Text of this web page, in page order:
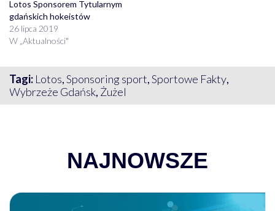
Lotos Sponsorem Tytularnym
gdańskich hokeistów
26 lipca 2019
W „Aktualności"
Tagi: Lotos,Sponsoring sport,Sportowe Fakty,
Wybrzeże Gdańsk, Żużel
NAJNOWSZE